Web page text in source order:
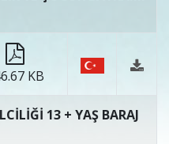
KB
13 + YAŞ BARAJ